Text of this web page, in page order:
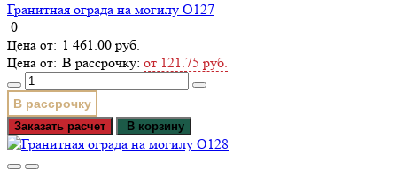
Гранитная ограда на могилу О127
0
1 461.00 руб.
В рассрочку: от 121.75 руб.
В рассрочку
Заказать расчет В корзину